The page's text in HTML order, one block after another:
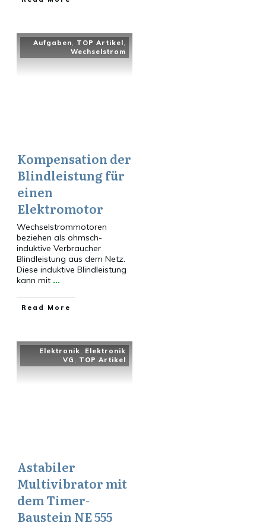
Aufgaben, TOP Artikel ,
Wechselstrom
Kompensation der
Blindleistung für
einen
Elektromotor
Wechselstrommotoren
beziehen als ohmsch-
induktive Verbraucher
Blindleistung aus dem Netz.
Diese induktive Blindleistung
kann mit ...
​Read More
Elektronik, Elektronik
VG , TOP Artikel
Astabiler
Multivibrator mit
dem Timer-
Baustein NE 555